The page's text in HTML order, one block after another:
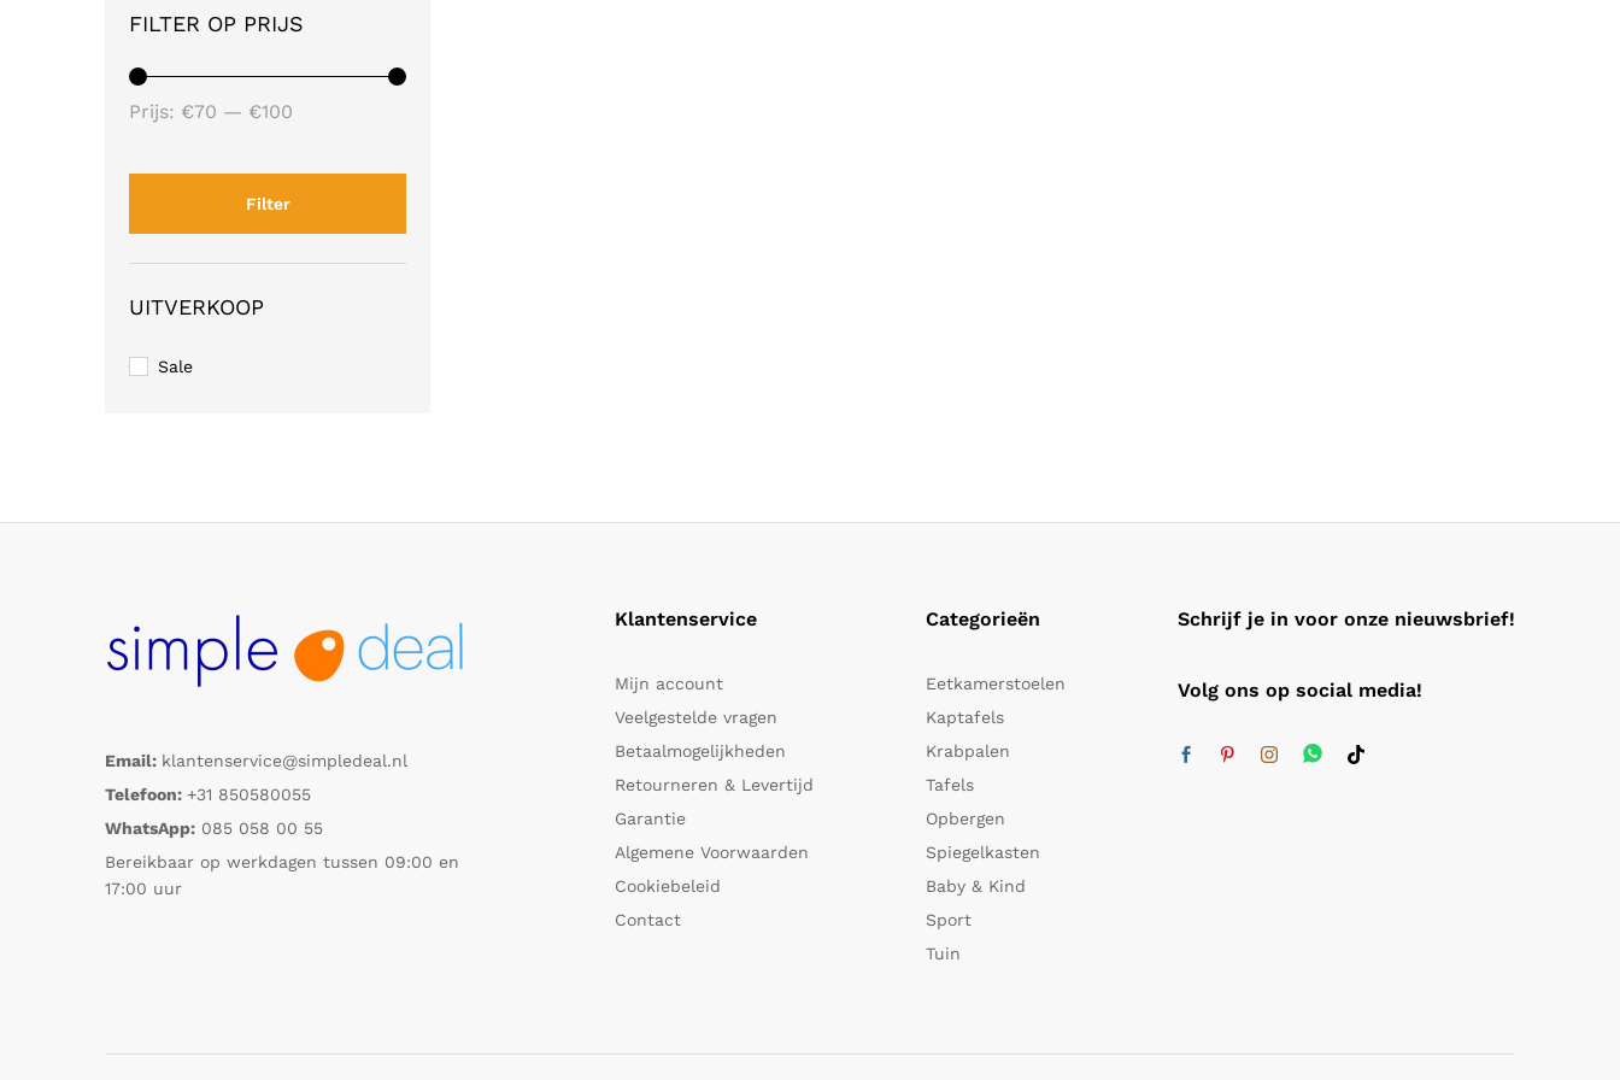
FILTER OP PRIJS
Filter
Prijs: €70 — €100
UITVERKOOP
Sale
Email: klantenservice@simpledeal.nl
Telefoon: +31 850580055
WhatsApp: 085 058 00 55
Bereikbaar op werkdagen tussen 09:00 en
17:00 uur
Klantenservice
Mijn account
Veelgestelde vragen
Betaalmogelijkheden
Retourneren & Levertijd
Garantie
Algemene Voorwaarden
Cookiebeleid
Contact
Categorieën
Eetkamerstoelen
Kaptafels
Krabpalen
Tafels
Opbergen
Spiegelkasten
Baby & Kind
Sport
Tuin
Schrijf je in voor onze nieuwsbrief!
Volg ons op social media!